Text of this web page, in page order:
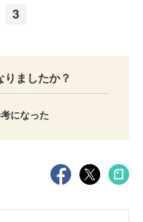
3
りましたか？
になった